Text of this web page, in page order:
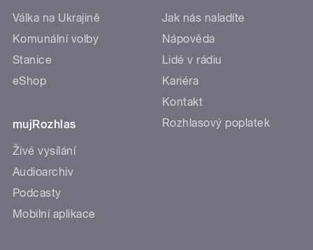
Válka na Ukrajině
Komunální volby
Stanice
eShop
mujRozhlas
Živé vysílání
Audioarchiv
Podcasty
Mobilní aplikace
Jak nás naladíte
Nápověda
Lidé v rádiu
Kariéra
Kontakt
Rozhlasový poplatek